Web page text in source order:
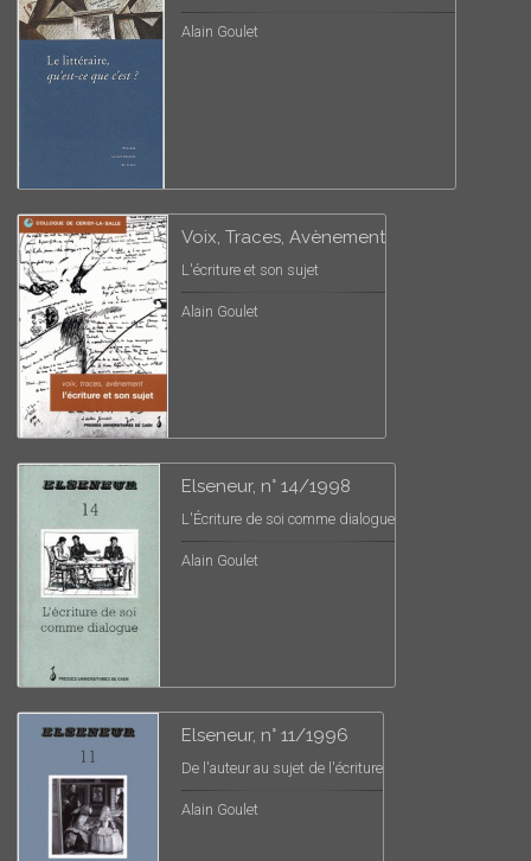
Alain Goulet
Voix, Traces, Avènement
L'écriture et son sujet
Alain Goulet
Elseneur, n° 14/1998
L'Écriture de soi comme dialogue
Alain Goulet
Elseneur, n° 11/1996
De l'auteur au sujet de l'écriture
Alain Goulet